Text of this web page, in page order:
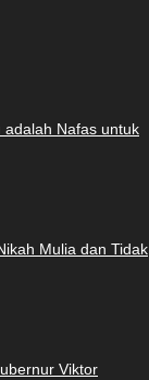
adalah Nafas untuk
Mulia dan Tidak
Viktor